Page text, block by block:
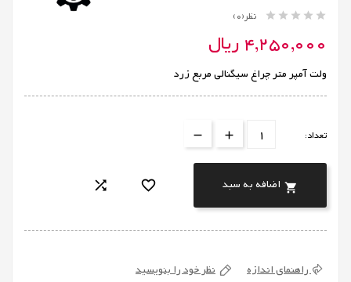




 نظر(0)
4,250,000 ریال
ولت آمپر متر چراغ سیگنالی مربع زرد
تعداد:
 اضافه به سبد 

راهنمای اندازه نظر خود را بنویسید